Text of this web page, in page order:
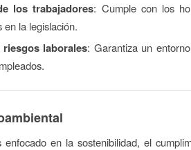
los trabajadores: Cumple con los
la legislación.
riesgos laborales: Garantiza un
en la sostenibilidad, el